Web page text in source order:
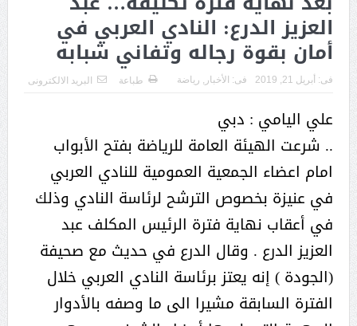
العزيز الدرع: النادي العربي في
أمان بقوة رجاله وتفاني شبابه
فى: أبريل 21, 2019 فى: الأخبار رياضة طباعة البريد الالكترونى
علي اليامي : دبي
.. شرعت الهيئة العامة للرياضة بفتح الأبواب
امام اعضاء الجمعية العمومية للنادي العربي
في عنيزة بخصوص الترشح لرئاسة النادي وذلك
في أعقاب نهاية فترة الرئيس المكلف عبد
العزيز الدرع . وقال الدرع في حديث مع صحيفة
(الجودة ) إنه يعتز برئاسة النادي العربي خلال
الفترة السابقة مشيرا الى ما وصفه بالأدوار